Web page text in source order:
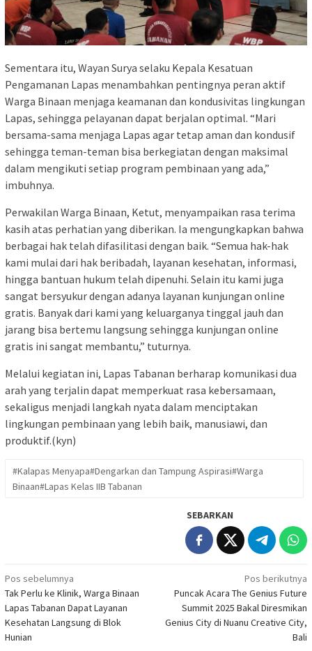
Sementara itu, Wayan Surya selaku Kepala Kesatuan
Pengamanan Lapas menambahkan pentingnya peran aktif
Warga Binaan menjaga keamanan dan kondusivitas lingkungan
Lapas, sehingga pelayanan dapat berjalan optimal. “Mari
bersama-sama menjaga Lapas agar tetap aman dan kondusif
sehingga teman-teman bisa berkegiatan dengan maksimal
dalam mengikuti setiap program pembinaan yang ada,”
imbuhnya.
Perwakilan Warga Binaan, Ketut, menyampaikan rasa terima
kasih atas perhatian yang diberikan. Ia mengungkapkan bahwa
berbagai hak telah difasilitasi dengan baik. “Semua hak-hak
kami mulai dari hak beribadah, layanan kesehatan, informasi,
hingga bantuan hukum telah dipenuhi. Selain itu kami juga
sangat bersyukur dengan adanya layanan kunjungan online
gratis. Banyak dari kami yang keluarganya tinggal jauh dan
jarang bisa bertemu langsung sehingga kunjungan online
gratis ini sangat membantu,” tuturnya.
Melalui kegiatan ini, Lapas Tabanan berharap komunikasi dua
arah yang terjalin dapat memperkuat rasa kebersamaan,
sekaligus menjadi langkah nyata dalam menciptakan
lingkungan pembinaan yang lebih baik, manusiawi, dan
produktif.(kyn)
#Kalapas Menyapa#Dengarkan dan Tampung Aspirasi#Warga
Binaan#Lapas Kelas IIB Tabanan
SEBARKAN
Navigasi
pos
Pos sebelumnya
Tak Perlu ke Klinik, Warga Binaan
Lapas Tabanan Dapat Layanan
Kesehatan Langsung di Blok
Hunian
Pos berikutnya
Puncak Acara The Genius Future
Summit 2025 Bakal Diresmikan
Genius City di Nuanu Creative City,
Bali